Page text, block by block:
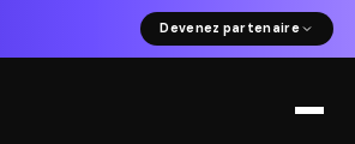
Devenez partenaire